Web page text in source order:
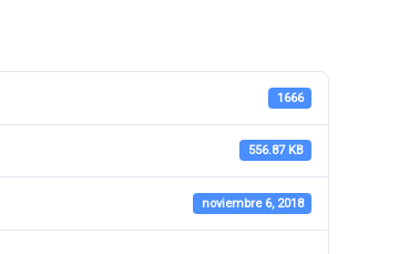
1666
556.87 KB
noviembre 6, 2018